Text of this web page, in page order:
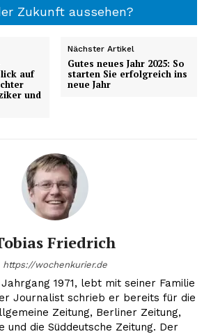
Zukunft aussehen?
auf
und
Nächster Artikel
Gutes neues Jahr 2025: So
starten Sie erfolgreich ins
neue Jahr
Friedrich
https://wochenkurier.de
1971, lebt mit seiner Familie
Journalist schrieb er bereits für die
Zeitung, Berliner Zeitung,
und die Süddeutsche Zeitung. Der